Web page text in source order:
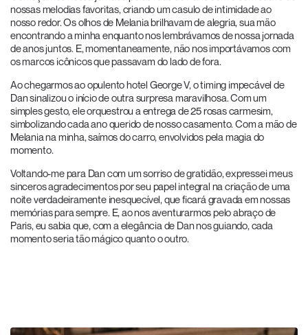
nossas melodias favoritas, criando um casulo de intimidade ao
nosso redor. Os olhos de Melania brilhavam de alegria, sua mão
encontrando a minha enquanto nos lembrávamos de nossa jornada
de anos juntos. E, momentaneamente, não nos importávamos com
os marcos icônicos que passavam do lado de fora.
Ao chegarmos ao opulento hotel George V, o timing impecável de
Dan sinalizou o início de outra surpresa maravilhosa. Com um
simples gesto, ele orquestrou a entrega de 25 rosas carmesim,
simbolizando cada ano querido de nosso casamento. Com a mão de
Melania na minha, saímos do carro, envolvidos pela magia do
momento.
Voltando-me para Dan com um sorriso de gratidão, expressei meus
sinceros agradecimentos por seu papel integral na criação de uma
noite verdadeiramente inesquecível, que ficará gravada em nossas
memórias para sempre. E, ao nos aventurarmos pelo abraço de
Paris, eu sabia que, com a elegância de Dan nos guiando, cada
momento seria tão mágico quanto o outro.